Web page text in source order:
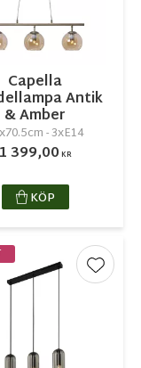
Capella
Antik
& Amber
- 3xE14
1 399,00KR
KÖP
Lägg